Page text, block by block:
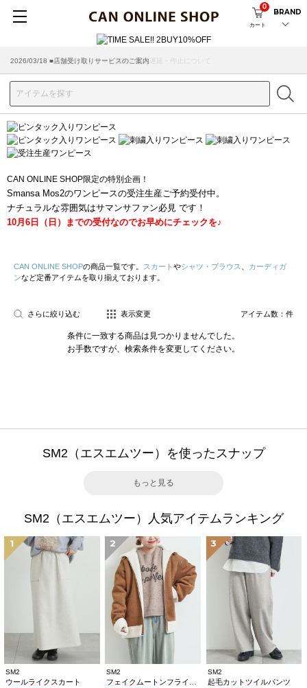
カート
0
BRAND
2026/07/29 ■【お知らせ】ヤマト運輸の配送遅延・停止について
2026/03/18 ■店舗受け取りサービスのご案内
CAN ONLINE SHOP限定の特別企画！
Smansa Mos2のワンピースの受注生産ご予約受付中。
ナチュラルな雰囲気はサマンサファン必見 です！
10月6日（日）までの受付なのでお早めにチェックを♪
CAN ONLINE SHOPの商品一覧です。 スカート やシャツ・ブラウス
カーディガ
ンなど定番アイテムを取り揃えております。
さらに絞り込む 表示変更 アイテム数： 件
条件に一致する商品は見つかりませんでした。
お手数ですが、検索条件を変更してください。
SM2（エスエムツー）を使ったスナップ
もっと見る
SM2（エスエムツー）人気アイテムランキング
1
SM2
ウールライクスカート
2
SM2
3
SM2
起毛カットツイルパンツ